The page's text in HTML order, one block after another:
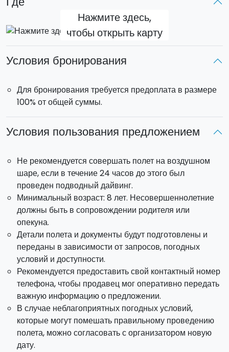
вовлечь большое количество гостей.
Помимо свадеб, это впечатление идеально
подходит для компаний, желающих выделиться во
время промо-мероприятий, тимбилдингов, incentive-
программ, выставок или презентаций продуктов.
также можно персонализировать логотипом компании,
усиливает узнаваемость бренда и сразу привлекает
внимание публики.
и безопасная площадка размером не менее 50×50
метров без препятствий. Воздушный шар вмещает до 5
пассажиров за один полёт, помимо
сертифицированного пилота, что гарантирует высокий
уровень безопасности и профессионализма.
Модель: Kubicek BB37D, регистрация I-SICL.
Время полёта может меняться в зависимости от
погодных условий и будет подтверждено за день до
мероприятия.
Летайте с Sicilying — первым сицилийским
оператором, официально сертифицированным ENAC
для коммерческих полётов на воздушном шаре.
Нажмите здесь,
чтобы открыть карту
Условия бронирования
Для бронирования требуется предоплата в размере
100% от общей суммы.
Условия пользования предложением
Не рекомендуется совершать полет на воздушном
шаре, если в течение 24 часов до этого был
проведен подводный дайвинг.
Минимальный возраст: 8 лет. Несовершеннолетние
должны быть в сопровождении родителя или
опекуна.
Детали полета и документы будут подготовлены и
переданы в зависимости от запросов, погодных
условий и доступности.
Рекомендуется предоставить свой контактный номер
телефона, чтобы продавец мог оперативно передать
важную информацию о предложении.
В случае неблагоприятных погодных условий,
которые могут помешать правильному проведению
полета, можно согласовать с организатором новую
дату.